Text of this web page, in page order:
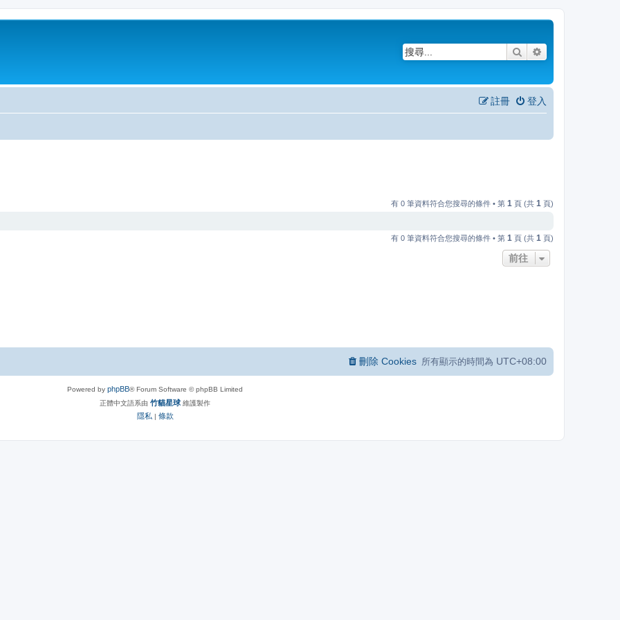
搜尋
登入
註冊
有 0 筆資料符合您搜尋的條件 • 第 1 頁 (共 1 頁)
有 0 筆資料符合您搜尋的條件 • 第 1 頁 (共 1 頁)
前往
所有顯示的時間為 UTC+08:00
刪除 Cookies
Powered by phpBB® Forum Software © phpBB Limited
正體中文語系由 竹貓星球 維護製作
隱私 | 條款